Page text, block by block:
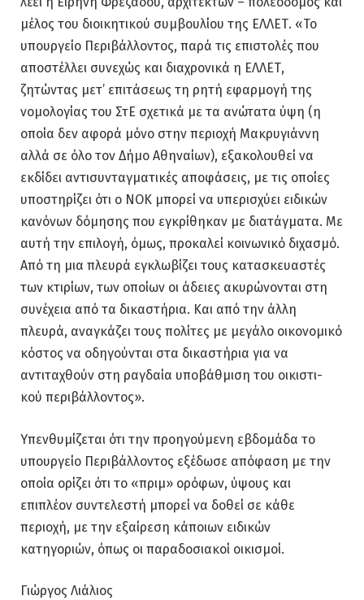
μέλος του διοικητικού συμβουλίου της ΕΛΛΕΤ. «Το
υπουργείο Περιβάλλοντος, παρά τις επιστολές που
αποστέλλει συνεχώς και διαχρονικά η ΕΛΛΕΤ,
ζητώντας μετ’ επιτάσεως τη ρητή εφαρμογή της
νομολογίας του ΣτΕ σχετικά με τα ανώτατα ύψη (η
οποία δεν αφορά μόνο στην περιοχή Μακρυγιάννη
αλλά σε όλο τον Δήμο Αθηναίων), εξακολουθεί να
εκδίδει αντισυνταγματικές αποφάσεις, με τις οποίες
υποστηρίζει ότι ο ΝΟΚ μπορεί να υπερισχύει ειδικών
κανόνων δόμησης που εγκρίθηκαν με διατάγματα. Με
αυτή την επιλογή, όμως, προκαλεί κοινωνικό διχασμό.
Από τη μια πλευρά εγκλωβίζει τους κατασκευαστές
των κτιρίων, των οποίων οι άδειες ακυρώνονται στη
συνέχεια από τα δικαστήρια. Και από την άλλη
πλευρά, αναγκάζει τους πολίτες με μεγάλο οικονομικό
κόστος να οδηγούνται στα δικαστήρια για να
αντιταχθούν στη ραγδαία υποβάθμιση του οικιστι-
κού περιβάλλοντος».
Υπενθυμίζεται ότι την προηγούμενη εβδομάδα το
υπουργείο Περιβάλλοντος εξέδωσε απόφαση με την
οποία ορίζει ότι το «πριμ» ορόφων, ύψους και
επιπλέον συντελεστή μπορεί να δοθεί σε κάθε
περιοχή, με την εξαίρεση κάποιων ειδικών
κατηγοριών, όπως οι παραδοσιακοί οικισμοί.
Γιώργος Λιάλιος